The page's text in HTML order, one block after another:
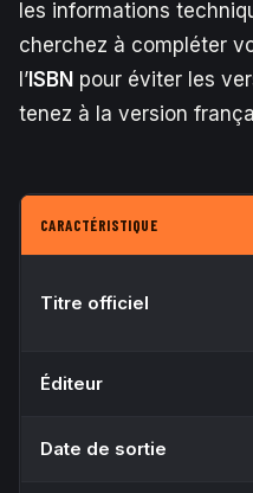
les informations
cherchez à compléter
l’ISBN pour éviter les
tenez à la version
CARACTÉRISTIQUE
Titre officiel
Éditeur
Date de sortie